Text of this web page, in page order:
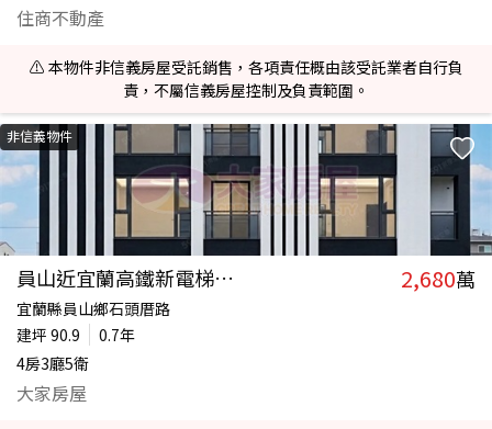
住商不動產
⚠️ 本物件非信義房屋受託銷售，各項責任概由該受託業者自行負
責，不屬信義房屋控制及負責範圍。
非信義物件
員山近宜蘭高鐵新電梯農舍 2,680萬
宜蘭縣員山鄉石頭厝路
建坪 90.9
0.7年
4房3廳5衛
大家房屋